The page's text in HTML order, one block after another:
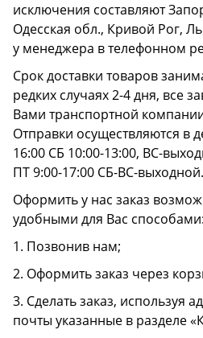
исключения составляют
Одесская обл., Кривой Рог,
у менеджера в телефонном
Срок доставки товаров
редких случаях 2-4 дня, все
Вами транспортной
Отправки осуществляются в
16:00 СБ 10:00-13:00, ВС-
ПТ 9:00-17:00 СБ-ВС-выходной.
Оформить у нас заказ
удобными для Вас способами:
1. Позвонив нам;
2. Оформить заказ через
3. Сделать заказ, используя
почты указанные в разделе